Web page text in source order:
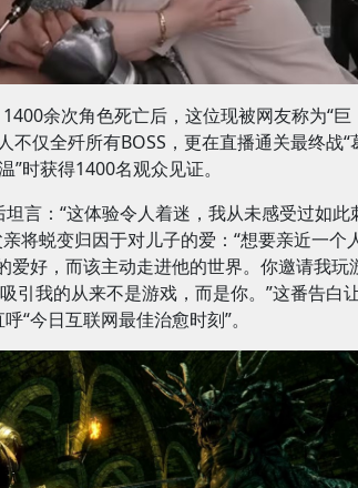
余次角色死亡后，这位现被网友称为“巨
不仅全歼所有BOSS，更在直播通关最终战“
”时获得1400名观众见证。
坦言：“这体验令人着迷，我从未感受过如此
将蜕变归因于对儿子的爱：“想要亲近一个
爱好，而该主动走进他的世界。你邀请我玩
我的从来不是游戏，而是你。”这番告白
“今日互联网最佳治愈时刻”。